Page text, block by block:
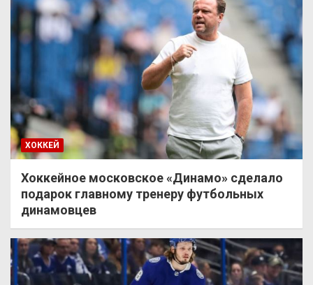
ХОККЕЙ
Хоккейное московское «Динамо» сделало
подарок главному тренеру футбольных
динамовцев